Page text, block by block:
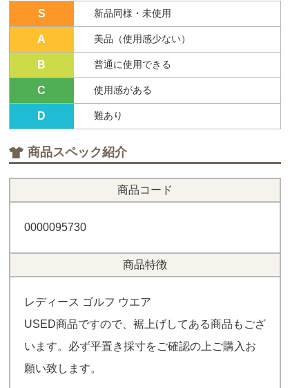
S 新品同様・未使用
A 美品（使用感少ない）
B 普通に使用できる
C 使用感がある
D 難あり
商品スペック紹介
商品コード
0000095730
商品特徴
レディース ゴルフ ウエア
USED商品ですので、裾上げしてある商品もござ
います。必ず平置き採寸をご確認の上ご購入お
願い致します。